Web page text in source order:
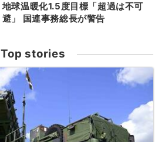
地球温暖化1.5度目標「超過は不可
避」 国連事務総長が警告
Top stories